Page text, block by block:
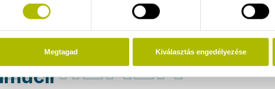
Megtagad Kiválasztás engedélyezése